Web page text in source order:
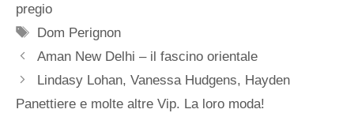
pregio
Tag
Dom Perignon
Aman New Delhi – il fascino orientale
Lindasy Lohan, Vanessa Hudgens, Hayden
Panettiere e molte altre Vip. La loro moda!